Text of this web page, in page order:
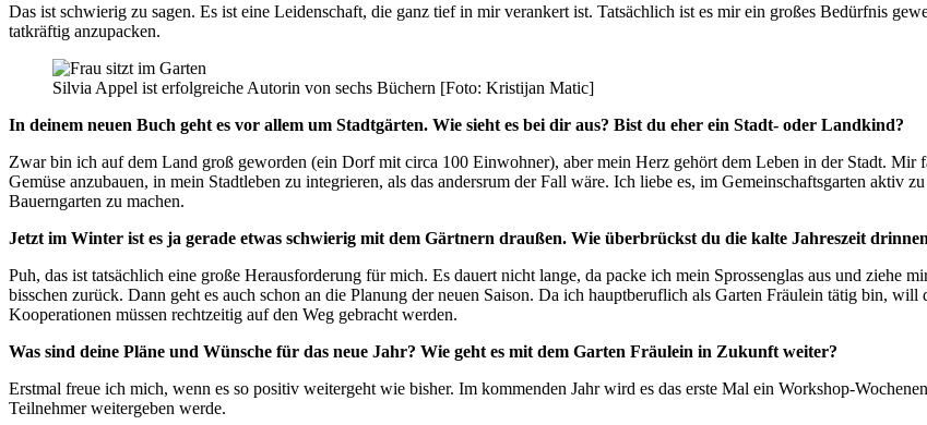
Das ist schwierig zu sagen. Es ist eine Leidenschaft, die ganz tief in mir verankert ist. Tatsächlich ist es mir ein großes Bedürfnis
tatkräftig anzupacken.
Silvia Appel ist erfolgreiche Autorin von sechs Büchern [Foto: Kristijan Matic]
In deinem neuen Buch geht es vor allem um Stadtgärten. Wie sieht es bei dir aus? Bist du eher ein Stadt- oder Landkind?
Zwar bin ich auf dem Land groß geworden (ein Dorf mit circa 100 Einwohner), aber mein Herz gehört dem Leben in der Stadt. Mir
Gemüse anzubauen, in mein Stadtleben zu integrieren, als das andersrum der Fall wäre. Ich liebe es, im Gemeinschaftsgarten aktiv
Bauerngarten zu machen.
Jetzt im Winter ist es ja gerade etwas schwierig mit dem Gärtnern draußen. Wie überbrückst du die kalte Jahreszeit
Puh, das ist tatsächlich eine große Herausforderung für mich. Es dauert nicht lange, da packe ich mein Sprossenglas aus und ziehe
bisschen zurück. Dann geht es auch schon an die Planung der neuen Saison. Da ich hauptberuflich als Garten Fräulein tätig bin,
Kooperationen müssen rechtzeitig auf den Weg gebracht werden.
Was sind deine Pläne und Wünsche für das neue Jahr? Wie geht es mit dem Garten Fräulein in Zukunft weiter?
Erstmal freue ich mich, wenn es so positiv weitergeht wie bisher. Im kommenden Jahr wird es das erste Mal ein Workshop-
Teilnehmer weitergeben werde.